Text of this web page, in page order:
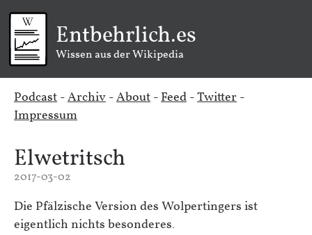
Entbehrlich.es
Wissen aus der Wikipedia
Podcast -Archiv -About -Feed -Twitter -
Impressum
Elwetritsch
2017-03-02
Die Pfälzische Version des Wolpertingers ist
eigentlich nichts besonderes.